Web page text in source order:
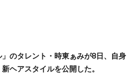
」のタレント・時東ぁみが8日、自身
ヘアスタイルを公開した。